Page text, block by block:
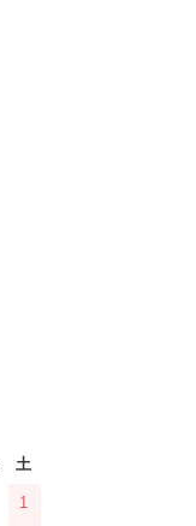
土
1